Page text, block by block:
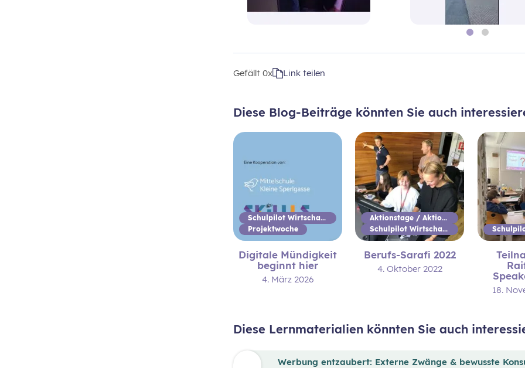
Gefällt0x Link teilen
Diese Blog-Beiträge könnten Sie auch
Schulpilot Wirtschaftsbildung
Projektwoche
Digitale Mündigkeit
beginnt hier
4. März 2026
Aktionstage / Aktionswoche
Schulpilot Wirtschaftsbildung
Berufs-Sarafi 2022
4. Oktober 2022
18.
Diese Lernmaterialien könnten Sie auch
Werbung entzaubert: Externe Zwänge & bewusste